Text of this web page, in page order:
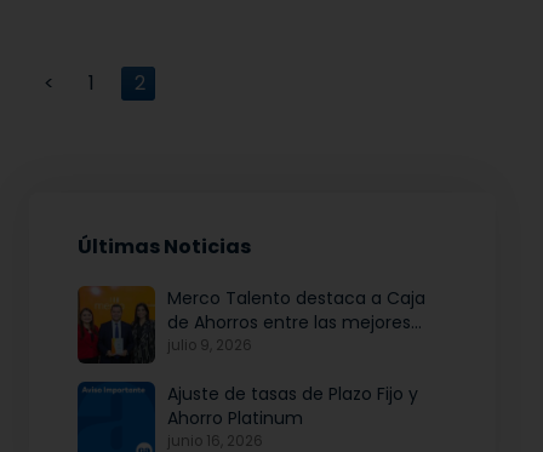
< 1 2
Últimas Noticias
Merco Talento destaca a Caja
de Ahorros entre las mejores
empresas para atraer y fidelizar
julio 9, 2026
Ajuste de tasas de Plazo Fijo y
Ahorro Platinum
junio 16, 2026